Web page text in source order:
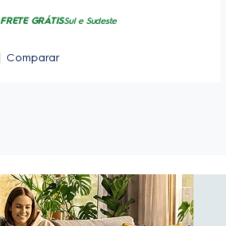
FRETE GRÁTISSul e Sudeste
Comparar